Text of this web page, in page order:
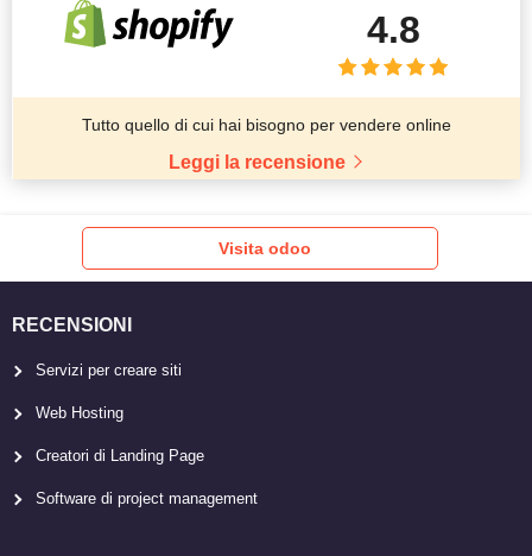
4.8
Tutto quello di cui hai bisogno per vendere online
Leggi la recensione
Visita odoo
RECENSIONI
Servizi per creare siti
Web Hosting
Creatori di Landing Page
Software di project management